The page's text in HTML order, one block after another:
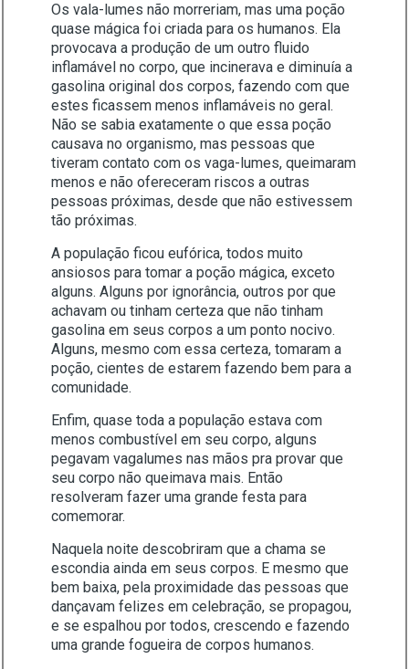
Os vala-lumes não morreriam, mas uma poção
quase mágica foi criada para os humanos. Ela
provocava a produção de um outro fluido
inflamável no corpo, que incinerava e diminuía a
gasolina original dos corpos, fazendo com que
estes ficassem menos inflamáveis no geral.
Não se sabia exatamente o que essa poção
causava no organismo, mas pessoas que
tiveram contato com os vaga-lumes, queimaram
menos e não ofereceram riscos a outras
pessoas próximas, desde que não estivessem
tão próximas.
A população ficou eufórica, todos muito
ansiosos para tomar a poção mágica, exceto
alguns. Alguns por ignorância, outros por que
achavam ou tinham certeza que não tinham
gasolina em seus corpos a um ponto nocivo.
Alguns, mesmo com essa certeza, tomaram a
poção, cientes de estarem fazendo bem para a
comunidade.
Enfim, quase toda a população estava com
menos combustível em seu corpo, alguns
pegavam vagalumes nas mãos pra provar que
seu corpo não queimava mais. Então
resolveram fazer uma grande festa para
comemorar.
Naquela noite descobriram que a chama se
escondia ainda em seus corpos. E mesmo que
bem baixa, pela proximidade das pessoas que
dançavam felizes em celebração, se propagou,
e se espalhou por todos, crescendo e fazendo
uma grande fogueira de corpos humanos.